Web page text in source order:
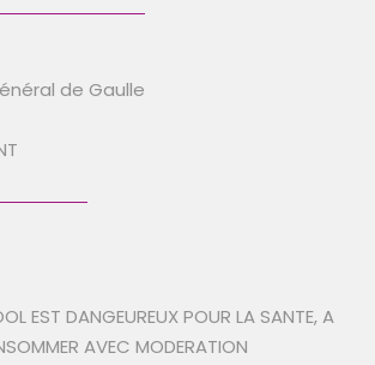
de Gaulle
EST DANGEUREUX POUR LA SANTE, A
AVEC MODERATION